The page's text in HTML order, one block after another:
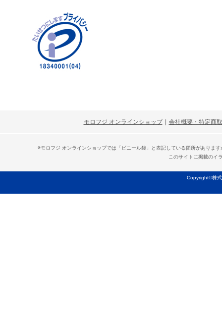
モロフジ オンラインショップ 会社概要・特定商
※モロフジ オンラインショップでは「ビニール袋」と表記している箇所がありま
このサイトに掲載のイ
Copyright©株